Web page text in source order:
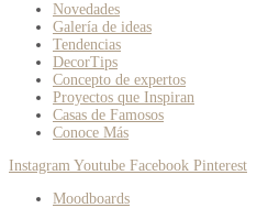
Novedades
Galería de ideas
Tendencias
DecorTips
Concepto de expertos
Proyectos que Inspiran
Casas de Famosos
Conoce Más
Instagram Youtube Facebook Pinterest
Moodboards